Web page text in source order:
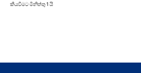
කියවීමට මිනිත්තු 1 යි